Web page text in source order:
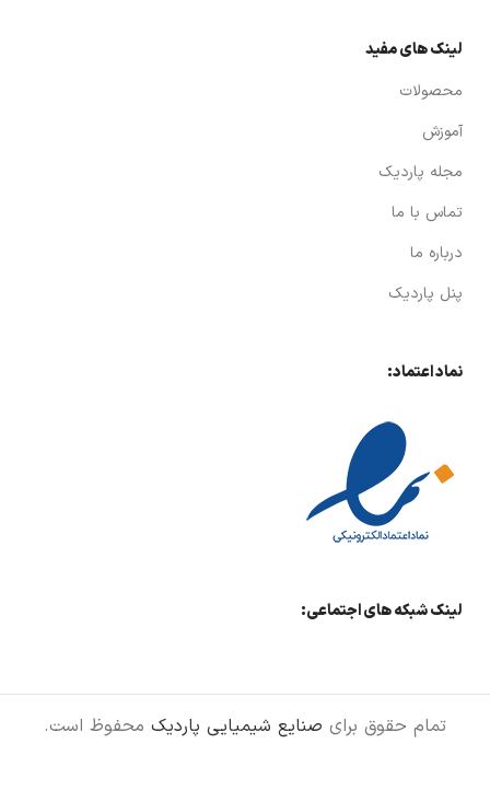
لینک های مفید
محصولات
آموزش
مجله پاردیک
تماس با ما
درباره ما
پنل پاردیک
نماد اعتماد:
لینک شبکه های اجتماعی:
تمام حقوق برای صنایع شیمیایی پاردیک محفوظ است.